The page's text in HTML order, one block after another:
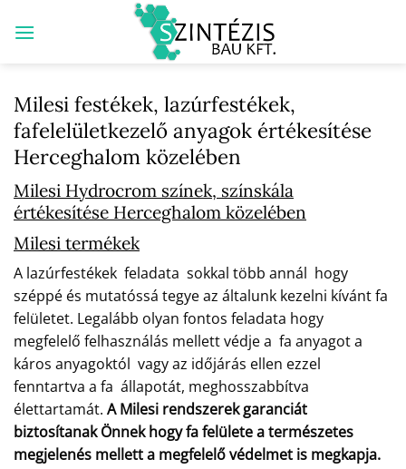
Milesi festékek, lazúrfestékek,
fafelelületkezelő anyagok értékesítése
Herceghalom közelében
Milesi Hydrocrom színek, színskála
értékesítése Herceghalom közelében
Milesi termékek
A lazúrfestékek feladata sokkal több annál hogy
széppé és mutatóssá tegye az általunk kezelni kívánt fa
felületet. Legalább olyan fontos feladata hogy
megfelelő felhasználás mellett védje a fa anyagot a
káros anyagoktól vagy az időjárás ellen ezzel
fenntartva a fa állapotát, meghosszabbítva
élettartamát. A Milesi rendszerek garanciát
biztosítanak Önnek hogy fa felülete a természetes
megjelenés mellett a megfelelő védelmet is megkapja.